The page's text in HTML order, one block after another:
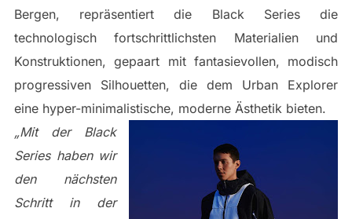
Bergen, repräsentiert die Black Series die
technologisch fortschrittlichsten Materialien und
Konstruktionen, gepaart mit fantasievollen, modisch
progressiven Silhouetten, die dem Urban Explorer
eine hyper-minimalistische, moderne Ästhetik bieten.
„Mit der Black
Series haben wir
den nächsten
Schritt in der